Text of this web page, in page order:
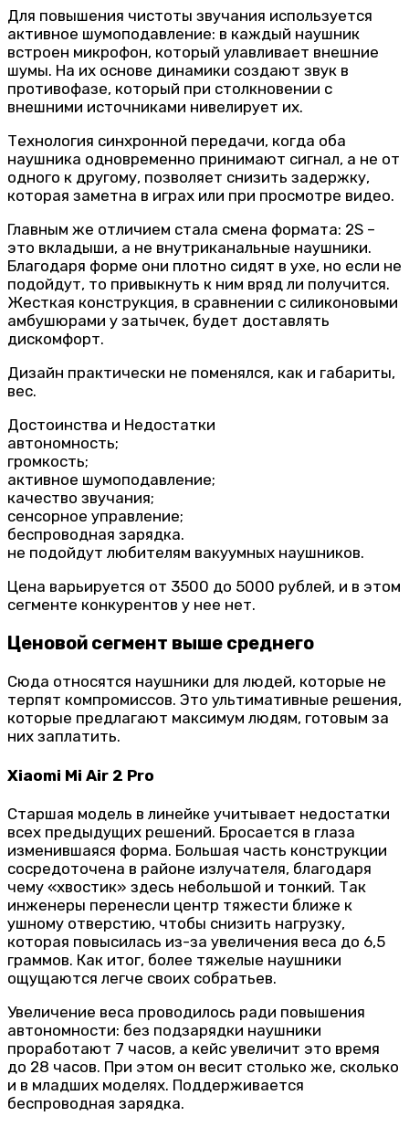
Для повышения чистоты звучания используется
активное шумоподавление: в каждый наушник
встроен микрофон, который улавливает внешние
шумы. На их основе динамики создают звук в
противофазе, который при столкновении с
внешними источниками нивелирует их.
Технология синхронной передачи, когда оба
наушника одновременно принимают сигнал, а не от
одного к другому, позволяет снизить задержку,
которая заметна в играх или при просмотре видео.
Главным же отличием стала смена формата: 2S –
это вкладыши, а не внутриканальные наушники.
Благодаря форме они плотно сидят в ухе, но если не
подойдут, то привыкнуть к ним вряд ли получится.
Жесткая конструкция, в сравнении с силиконовыми
амбушюрами у затычек, будет доставлять
дискомфорт.
Дизайн практически не поменялся, как и габариты,
вес.
Достоинства и Недостатки
автономность;
громкость;
активное шумоподавление;
качество звучания;
сенсорное управление;
беспроводная зарядка.
не подойдут любителям вакуумных наушников.
Цена варьируется от 3500 до 5000 рублей, и в этом
сегменте конкурентов у нее нет.
Ценовой сегмент выше среднего
Сюда относятся наушники для людей, которые не
терпят компромиссов. Это ультимативные решения,
которые предлагают максимум людям, готовым за
них заплатить.
Xiaomi Mi Air 2 Pro
Старшая модель в линейке учитывает недостатки
всех предыдущих решений. Бросается в глаза
изменившаяся форма. Большая часть конструкции
сосредоточена в районе излучателя, благодаря
чему «хвостик» здесь небольшой и тонкий. Так
инженеры перенесли центр тяжести ближе к
ушному отверстию, чтобы снизить нагрузку,
которая повысилась из-за увеличения веса до 6,5
граммов. Как итог, более тяжелые наушники
ощущаются легче своих собратьев.
Увеличение веса проводилось ради повышения
автономности: без подзарядки наушники
проработают 7 часов, а кейс увеличит это время
до 28 часов. При этом он весит столько же, сколько
и в младших моделях. Поддерживается
беспроводная зарядка.